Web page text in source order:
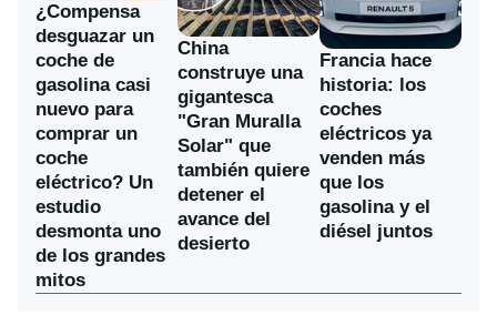
¿Compensa
desguazar un
coche de
gasolina casi
nuevo para
comprar un
coche
eléctrico? Un
estudio
desmonta uno
de los grandes
mitos
China
construye una
gigantesca
"Gran Muralla
Solar" que
también quiere
detener el
avance del
desierto
Francia hace
historia: los
coches
eléctricos ya
venden más
que los
gasolina y el
diésel juntos